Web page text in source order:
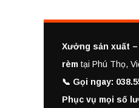
Xưởng sản xuất
rèm tại Phú Thọ,
📞 Gọi ngay:
Phục vụ mọi số